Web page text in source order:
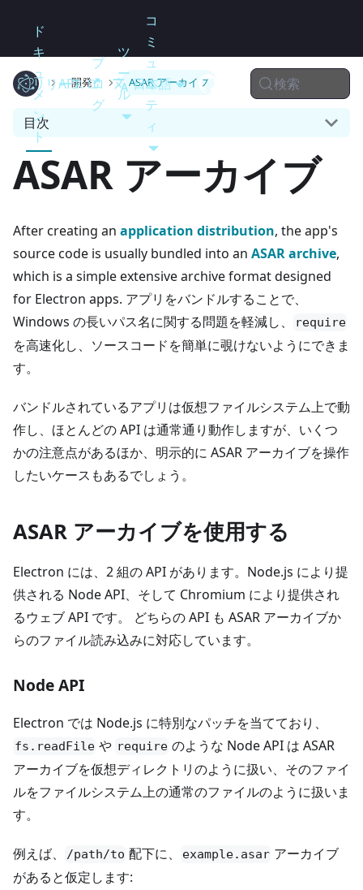
Electron
ド
キ
ュ
メ
ン
ト
API
ブ
ロ
グ
ツ
ー
ル
コ
ミ
ュ
ニ
テ
ィ
リリース 日本語 検索
開発 ASAR アーカイブ
目次
ASAR アーカイブ
After creating an application distribution, the app's
source code is usually bundled into an ASAR archive,
which is a simple extensive archive format designed
for Electron apps. アプリをバンドルすることで、
Windows の長いパス名に関する問題を軽減し、
require
を高速化し、ソースコードを簡単に覗けないようにできま
す。
バンドルされているアプリは仮想ファイルシステム上で動
作し、ほとんどの API は通常通り動作しますが、いくつ
かの注意点があるほか、明示的に ASAR アーカイブを操作
したいケースもあるでしょう。
ASAR アーカイブを使用する
Electron には、2 組の API があります。Node.js により提
供される Node API、そして Chromium により提供され
るウェブ API です。 どちらの API も ASAR アーカイブか
らのファイル読み込みに対応しています。
Node API
Electron では Node.js に特別なパッチを当てており、
fs.readFile や require のような Node API は ASAR
アーカイブを仮想ディレクトリのように扱い、そのファイ
ルをファイルシステム上の通常のファイルのように扱いま
す。
例えば、 /path/to 配下に、 example.asar アーカイブ
があると仮定します: